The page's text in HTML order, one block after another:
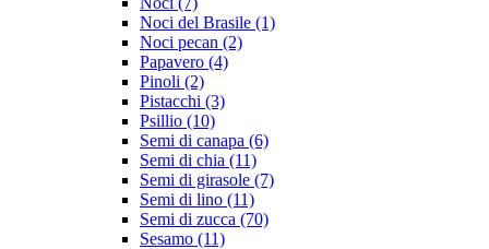
Noci del Brasile (1)
Noci pecan (2)
Papavero (4)
Pinoli (2)
Pistacchi (3)
Psillio (10)
Semi di canapa (6)
Semi di chia (11)
Semi di girasole (7)
Semi di lino (11)
Semi di zucca (70)
Sesamo (11)